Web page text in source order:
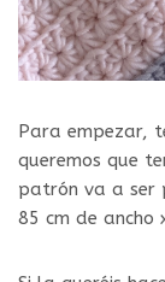
Para empezar,
queremos que
patrón va a ser
85 cm de ancho